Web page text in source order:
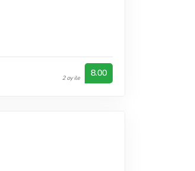
2 oy ile 8.00